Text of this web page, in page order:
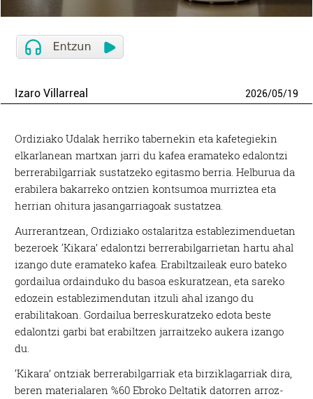
Izaro Villarreal 2026/05/19
Ordiziako Udalak herriko tabernekin eta kafetegiekin
elkarlanean martxan jarri du kafea eramateko edalontzi
berrerabilgarriak sustatzeko egitasmo berria. Helburua da
erabilera bakarreko ontzien kontsumoa murriztea eta
herrian ohitura jasangarriagoak sustatzea.
Aurrerantzean, Ordiziako ostalaritza establezimenduetan
bezeroek ‘Kikara’ edalontzi berrerabilgarrietan hartu ahal
izango dute eramateko kafea. Erabiltzaileak euro bateko
gordailua ordainduko du basoa eskuratzean, eta sareko
edozein establezimendutan itzuli ahal izango du
erabilitakoan. Gordailua berreskuratzeko edota beste
edalontzi garbi bat erabiltzen jarraitzeko aukera izango
du.
‘Kikara’ ontziak berrerabilgarriak eta birziklagarriak dira,
beren materialaren %60 Ebroko Deltatik datorren arroz-